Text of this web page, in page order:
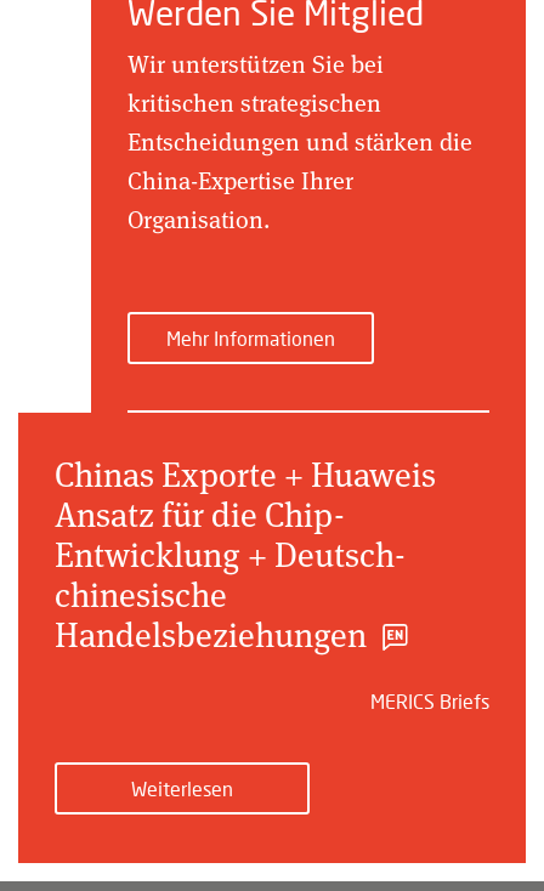
Werden Sie Mitglied
Wir unterstützen Sie bei
kritischen strategischen
Entscheidungen und stärken die
China-Expertise Ihrer
Organisation.
Mehr Informationen
Chinas Exporte + Huaweis
Ansatz für die Chip-
Entwicklung + Deutsch-
chinesische
Handelsbeziehungen
MERICS Briefs
Weiterlesen